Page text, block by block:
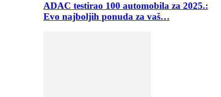
ADAC testirao 100 automobila za 2025.:
Evo najboljih ponuda za vaš…